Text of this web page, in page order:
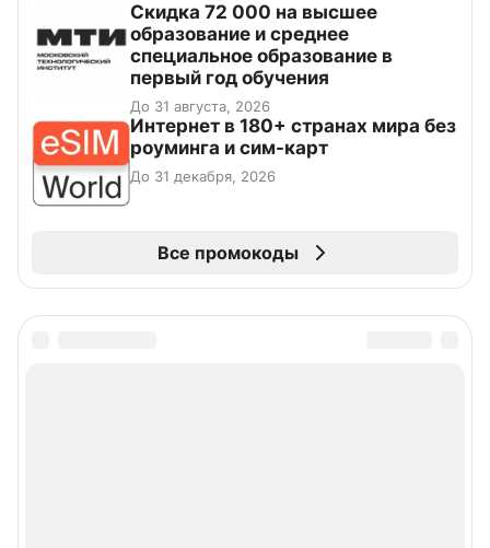
Скидка 72 000 на высшее
образование и среднее
специальное образование в
первый год обучения
До 31 августа, 2026
Интернет в 180+ странах мира без
роуминга и сим-карт
До 31 декабря, 2026
Все промокоды